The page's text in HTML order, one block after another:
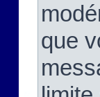
que